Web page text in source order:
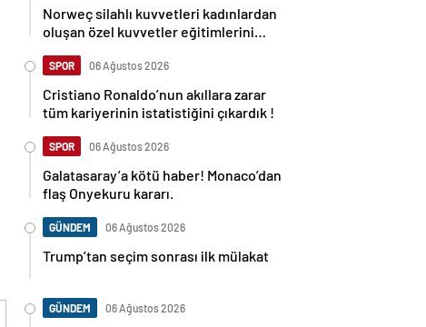
Norweç silahlı kuvvetleri kadınlardan
oluşan özel kuvvetler eğitimlerini
SPOR 06 Ağustos 2026
Cristiano Ronaldo’nun akıllara zarar
tüm kariyerinin istatistiğini çıkardık !
SPOR 06 Ağustos 2026
Galatasaray’a kötü haber! Monaco’dan
flaş Onyekuru kararı.
GÜNDEM 06 Ağustos 2026
Trump’tan seçim sonrası ilk mülakat
GÜNDEM 06 Ağustos 2026